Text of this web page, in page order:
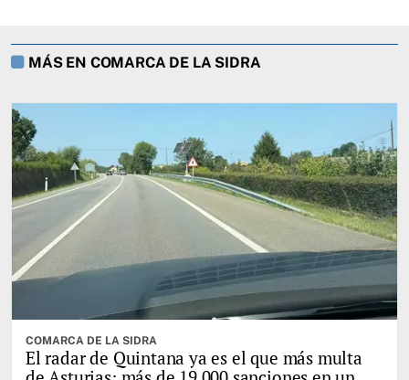
MÁS EN COMARCA DE LA SIDRA
COMARCA DE LA SIDRA
El radar de Quintana ya es el que más multa